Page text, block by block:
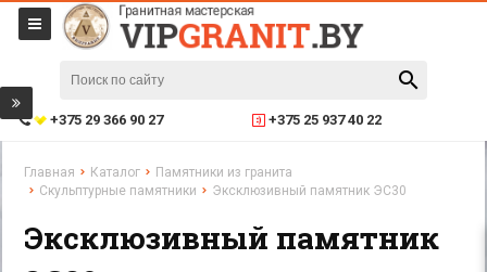
+375 29 366 90 27 +375 25 937 40 22
Главная Каталог
Памятники из гранита
Скульптурные памятники
Эксклюзивный памятник ЭС30
Эксклюзивный памятник